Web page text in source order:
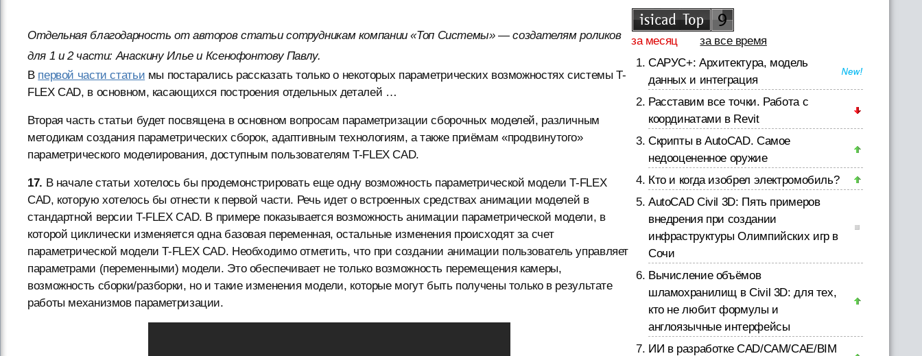
Отдельная благодарность от авторов статьи сотрудникам компании «Топ Системы» — создателям роликов
для 1 и 2 части: Анаскину Илье и Ксенофонтову Павлу.
В первой части статьи мы постарались рассказать только о некоторых параметрических возможностях системы T-
FLEX CAD, в основном, касающихся построения отдельных деталей …
Вторая часть статьи будет посвящена в основном вопросам параметризации сборочных моделей, различным
методикам создания параметрических сборок, адаптивным технологиям, а также приёмам «продвинутого»
параметрического моделирования, доступным пользователям T-FLEX CAD.
17. В начале статьи хотелось бы продемонстрировать еще одну возможность параметрической модели T-FLEX
CAD, которую хотелось бы отнести к первой части. Речь идет о встроенных средствах анимации моделей в
стандартной версии T-FLEX CAD. В примере показывается возможность анимации параметрической модели, в
которой циклически изменяется одна базовая переменная, остальные изменения происходят за счет
параметрической модели T-FLEX CAD. Необходимо отметить, что при создании анимации пользователь управляет
параметрами (переменными) модели. Это обеспечивает не только возможность перемещения камеры,
возможность сборки/разборки, но и такие изменения модели, которые могут быть получены только в результате
работы механизмов параметризации.
за месяц
за все время
САРУС+: Архитектура, модель
данных и интеграция
Расставим все точки. Работа с
координатами в Revit
Скрипты в AutoCAD. Самое
недооцененное оружие
Кто и когда изобрел электромобиль?
AutoCAD Civil 3D: Пять примеров
внедрения при создании
инфраструктуры Олимпийских игр в
Сочи
Вычисление объёмов
шламохранилищ в Civil 3D: для тех,
кто не любит формулы и
англоязычные интерфейсы
ИИ в разработке CAD/CAM/CAE/BIM